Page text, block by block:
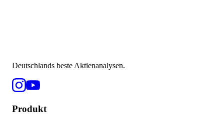
Deutschlands beste Aktienanalysen.
Produkt